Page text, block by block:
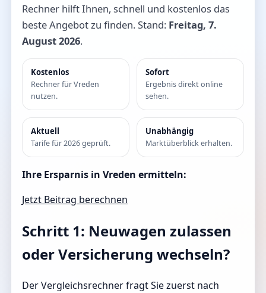
Rechner hilft Ihnen, schnell und kostenlos das
beste Angebot zu finden. Stand: Freitag, 7.
August 2026.
Kostenlos
Rechner für Vreden
nutzen.
Sofort
Ergebnis direkt online
sehen.
Aktuell
Tarife für 2026 geprüft.
Unabhängig
Marktüberblick erhalten.
Ihre Ersparnis in Vreden ermitteln:
Jetzt Beitrag berechnen
Schritt 1: Neuwagen zulassen
oder Versicherung wechseln?
Der Vergleichsrechner fragt Sie zuerst nach